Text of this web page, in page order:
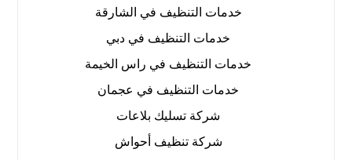
خدمات التنظيف في الشارقة
خدمات التنظيف في دبي
خدمات التنظيف في راس الخيمة
خدمات التنظيف في عجمان
شركة تسليك بلاعات
شركة تنظيف أحواش